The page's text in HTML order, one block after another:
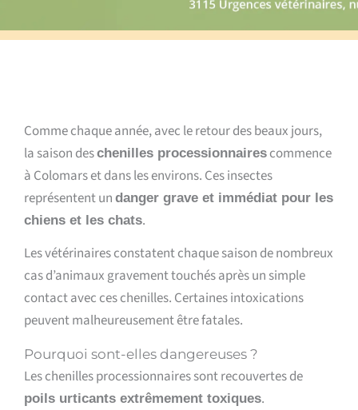
Comme chaque année, avec le retour des beaux jours,
la saison deschenilles processionnaires commence
à Colomars et dans les environs. Ces insectes
représentent un danger grave et immédiat pour les
chiens et les chats.
Les vétérinaires constatent chaque saison de nombreux
cas d’animaux gravement touchés après un simple
contact avec ces chenilles. Certaines intoxications
peuvent malheureusement être fatales.
Pourquoi sont-elles dangereuses ?
Les chenilles processionnaires sont recouvertes de
poils urticants extrêmement toxiques.